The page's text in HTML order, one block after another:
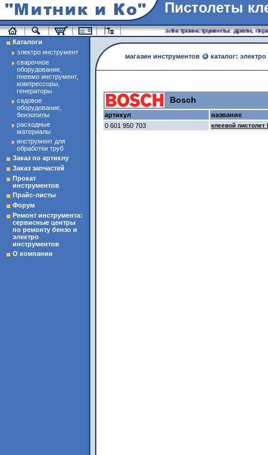
Пистолеты
электроинструменты: дрели,
магазин инструменты
магазин инструментов каталог:
Bosch
артикул
название
0 601 950 703
клеевой пистолет
Каталоги
электро инструмент
сварочное
оборудование,
пневмо инструмент,
компрессоры,
генераторы
садовое
оборудование,
бензопилы
расходные
материалы
инструмент для
обработки труб
Заказ по артиклу
Заказ запчастей
Прокат
инструментов
Прайс-листы
Форум
Ремонт инструмента:
сервисные центры
по ремонту бензо и
электро
инструментов
О компании